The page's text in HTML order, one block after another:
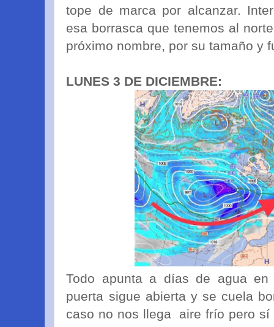
tope de marca por alcanzar.
esa borrasca que tenemos al
próximo nombre, por su tamaño y
LUNES 3 DE DICIEMBRE:
Todo apunta a días de agua
puerta sigue abierta y se cuela
caso no nos llega aire frío pero sí